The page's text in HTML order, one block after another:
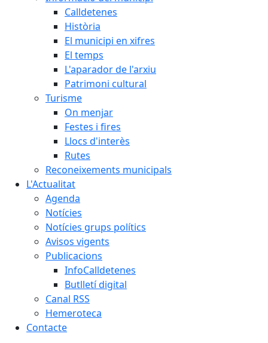
Calldetenes
Història
El municipi en xifres
El temps
L'aparador de l'arxiu
Patrimoni cultural
Turisme
On menjar
Festes i fires
Llocs d'interès
Rutes
Reconeixements municipals
L'Actualitat
Agenda
Notícies
Notícies grups polítics
Avisos vigents
Publicacions
InfoCalldetenes
Butlletí digital
Canal RSS
Hemeroteca
Contacte